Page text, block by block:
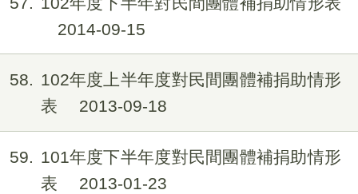
2014-09-15
58
102年度上半年度對民間團體補捐助情形
表
2013-09-18
59
101年度下半年度對民間團體補捐助情形
表
2013-01-23